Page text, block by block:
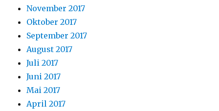
November 2017
Oktober 2017
September 2017
August 2017
Juli 2017
Juni 2017
Mai 2017
April 2017